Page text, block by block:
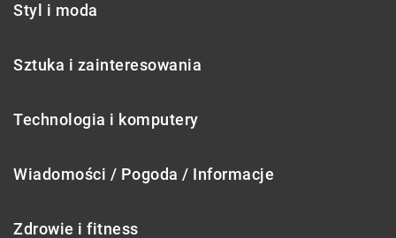
Styl i moda
Sztuka i zainteresowania
Technologia i komputery
Wiadomości / Pogoda / Informacje
Zdrowie i fitness